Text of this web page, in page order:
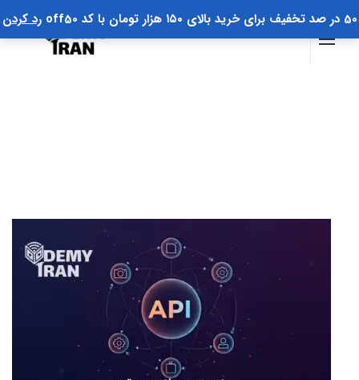
50 در صد تخفیف برای خرید بالای ۱۵۰ هزار تومان با کد off50 رد کردن